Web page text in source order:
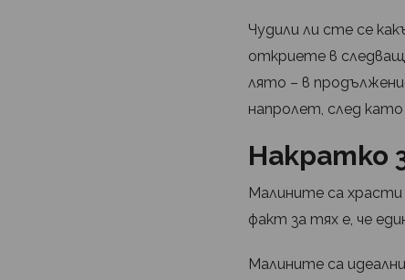
Чудили ли сте се
откриете в
лято – в
напролет, след
Накратко
Малините са
факт за тях е, че
Малините са